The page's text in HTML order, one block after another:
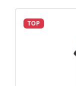
TOP